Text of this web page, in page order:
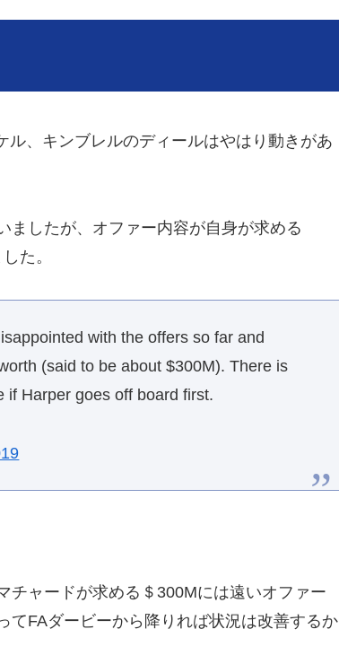
、キンブレルのディールはやはり動きがあ
ましたが、オファー内容が自身が求める
た。
with the offers so far and
(said to be about $300M). There is
if Harper goes off board first.
チャードが求める＄300Mには遠いオファー
てFAダービーから降りれば状況は改善するか